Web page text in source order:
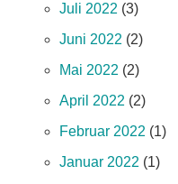
Juli 2022 (3)
Juni 2022 (2)
Mai 2022 (2)
April 2022 (2)
Februar 2022 (1)
Januar 2022 (1)